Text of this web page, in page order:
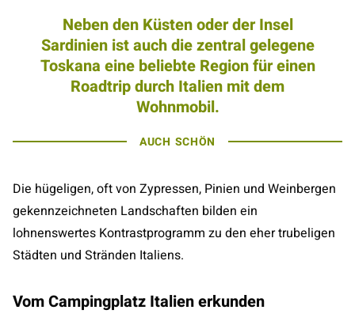
Neben den Küsten oder der Insel
Sardinien ist auch die zentral gelegene
Toskana eine beliebte Region für einen
Roadtrip durch Italien mit dem
Wohnmobil.
AUCH SCHÖN
Die hügeligen, oft von Zypressen, Pinien und Weinbergen
gekennzeichneten Landschaften bilden ein
lohnenswertes Kontrastprogramm zu den eher trubeligen
Städten und Stränden Italiens.
Vom Campingplatz Italien erkunden